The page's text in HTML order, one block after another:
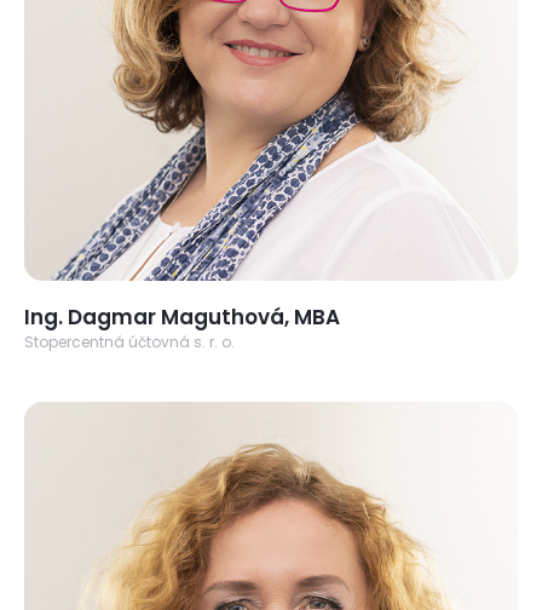
Ing. Dagmar Maguthová, MBA
Stopercentná účtovná s. r. o.